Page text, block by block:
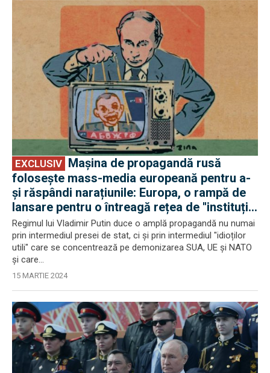
EXCLUSIV
EXCLUSIV
folosește mass-media europeană pentru a-
și răspândi narațiunile: Europa, o rampă de
lansare pentru o întreagă rețea de ''instituții
media'' pro-ruse
Regimul lui Vladimir Putin duce o amplă propagandă nu numai
prin intermediul presei de stat, ci și prin intermediul "idioților
utili" care se concentrează pe demonizarea SUA, UE și NATO
și care...
15 MARTIE 2024